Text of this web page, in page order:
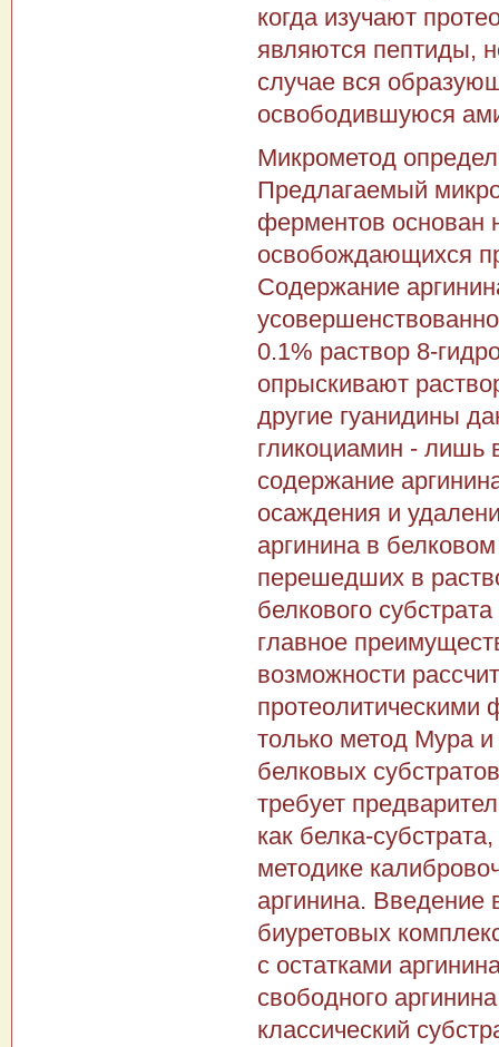
когда изучают
являются пептиды,
случае вся
освободившуюся
Микрометод
Предлагаемый
ферментов основан
освобождающихся
Содержание
0.1% раствор 8-
опрыскивают
другие гуанидины
гликоциамин - лишь
содержание
осаждения и
аргинина в
перешедших в
белкового
главное
возможности
только метод Мура
белковых
требует
как белка-
методике
аргинина. Введение
биуретовых
с остатками
свободного
классический